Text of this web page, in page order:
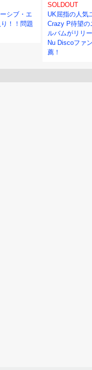
シブ・エ
！！問題
SOLDOUT
UK屈指の人気
Crazy P待望の
ルバムがリリ
Nu Discoファ
薦！